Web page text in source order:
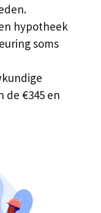
hypotheek
soms
de €345 en